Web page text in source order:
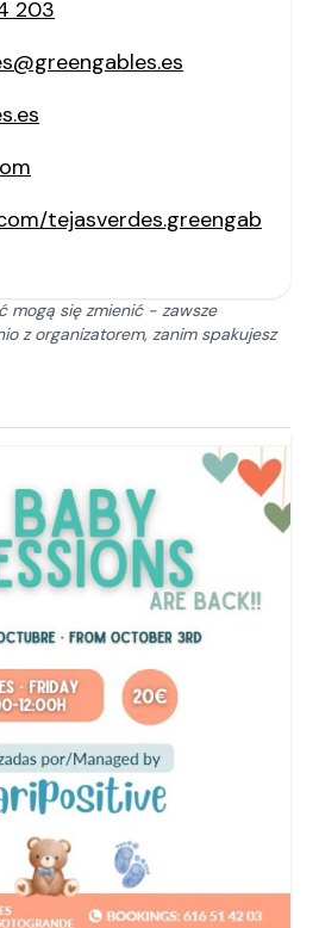
203
tejasverdes.greengab
mogą się zmienić - zawsze
z organizatorem, zanim spakujesz